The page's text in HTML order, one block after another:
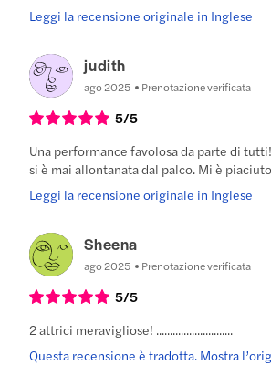
Leggi la recensione originale in Inglese
judith
ago 2025 Prenotazione verificata
5/5
Una performance favolosa da parte di
si è mai allontanata dal palco. Mi è
Leggi la recensione originale in Inglese
Sheena
ago 2025 Prenotazione verificata
5/5
2 attrici meravigliose! ............................
Questa recensione è tradotta. Mostra